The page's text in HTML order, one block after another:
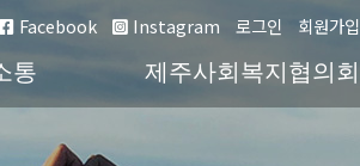
Facebook Instagram 로그인 회원가입
통 제주사회복지협의회